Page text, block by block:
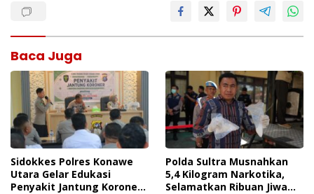
Baca Juga
Sidokkes Polres Konawe
Utara Gelar Edukasi
Penyakit Jantung Koroner,
Polda Sultra Musnahkan
5,4 Kilogram Narkotika,
Selamatkan Ribuan Jiwa